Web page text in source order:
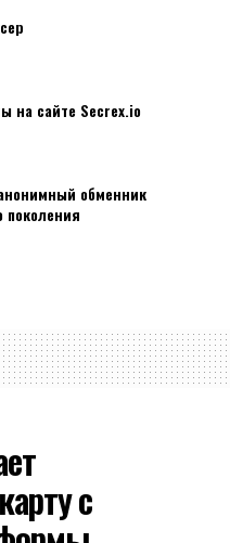
на сайте Secrex.io
обменник
поколения
с